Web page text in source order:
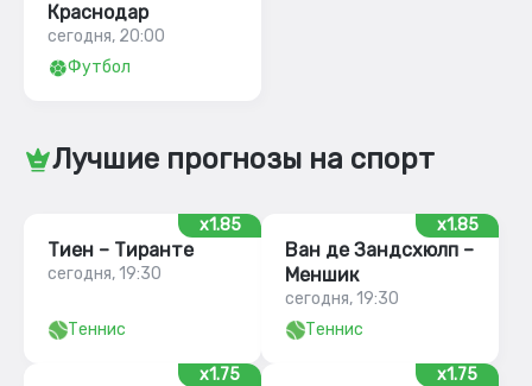
Краснодар
сегодня, 20:00
Футбол
Лучшие прогнозы на спорт
x1.85
Тиен – Тиранте
сегодня, 19:30
Теннис
x1.85
Ван де Зандсхюлп –
Меншик
сегодня, 19:30
Теннис
x1.75 x1.75